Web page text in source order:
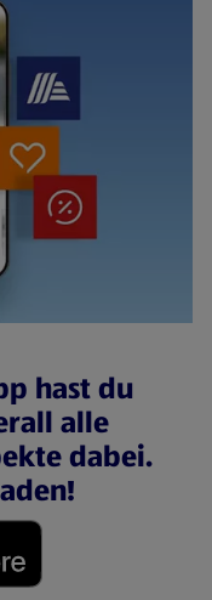
hast du
alle
dabei.